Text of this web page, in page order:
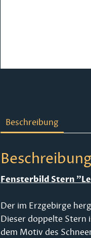
Beschreibung
Fensterbild Stern
Der im Erzgebirge
Dieser doppelte Stern
dem Motiv des